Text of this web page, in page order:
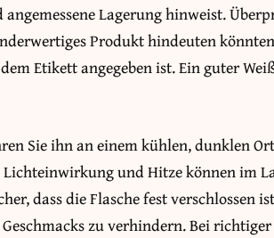
Lagerung hinweist.
Produkt hindeuten
Etikett angegeben ist. Ein guter
Sie ihn an einem kühlen, dunklen
und Hitze können im
dass die Flasche fest verschlossen
zu verhindern. Bei